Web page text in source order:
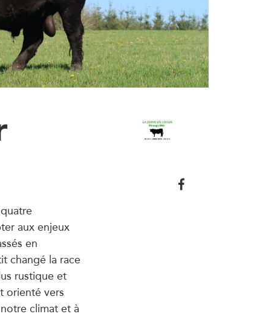
aux enjeux
en
changé la race
rustique et
orienté vers
climat et à